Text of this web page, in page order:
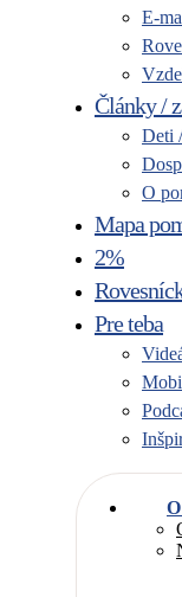
E-
Články /
Deti
O
Mapa
2%
Pre teba